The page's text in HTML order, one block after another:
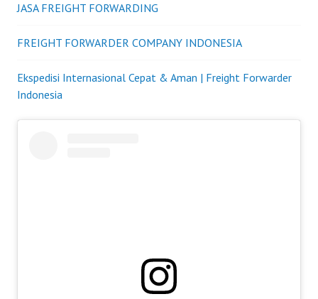
JASA FREIGHT FORWARDING
FREIGHT FORWARDER COMPANY INDONESIA
Ekspedisi Internasional Cepat & Aman | Freight Forwarder
Indonesia